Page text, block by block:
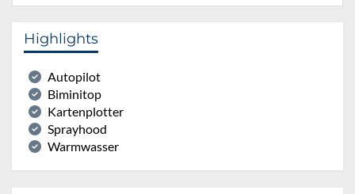
Highlights
Autopilot
Biminitop
Kartenplotter
Sprayhood
Warmwasser